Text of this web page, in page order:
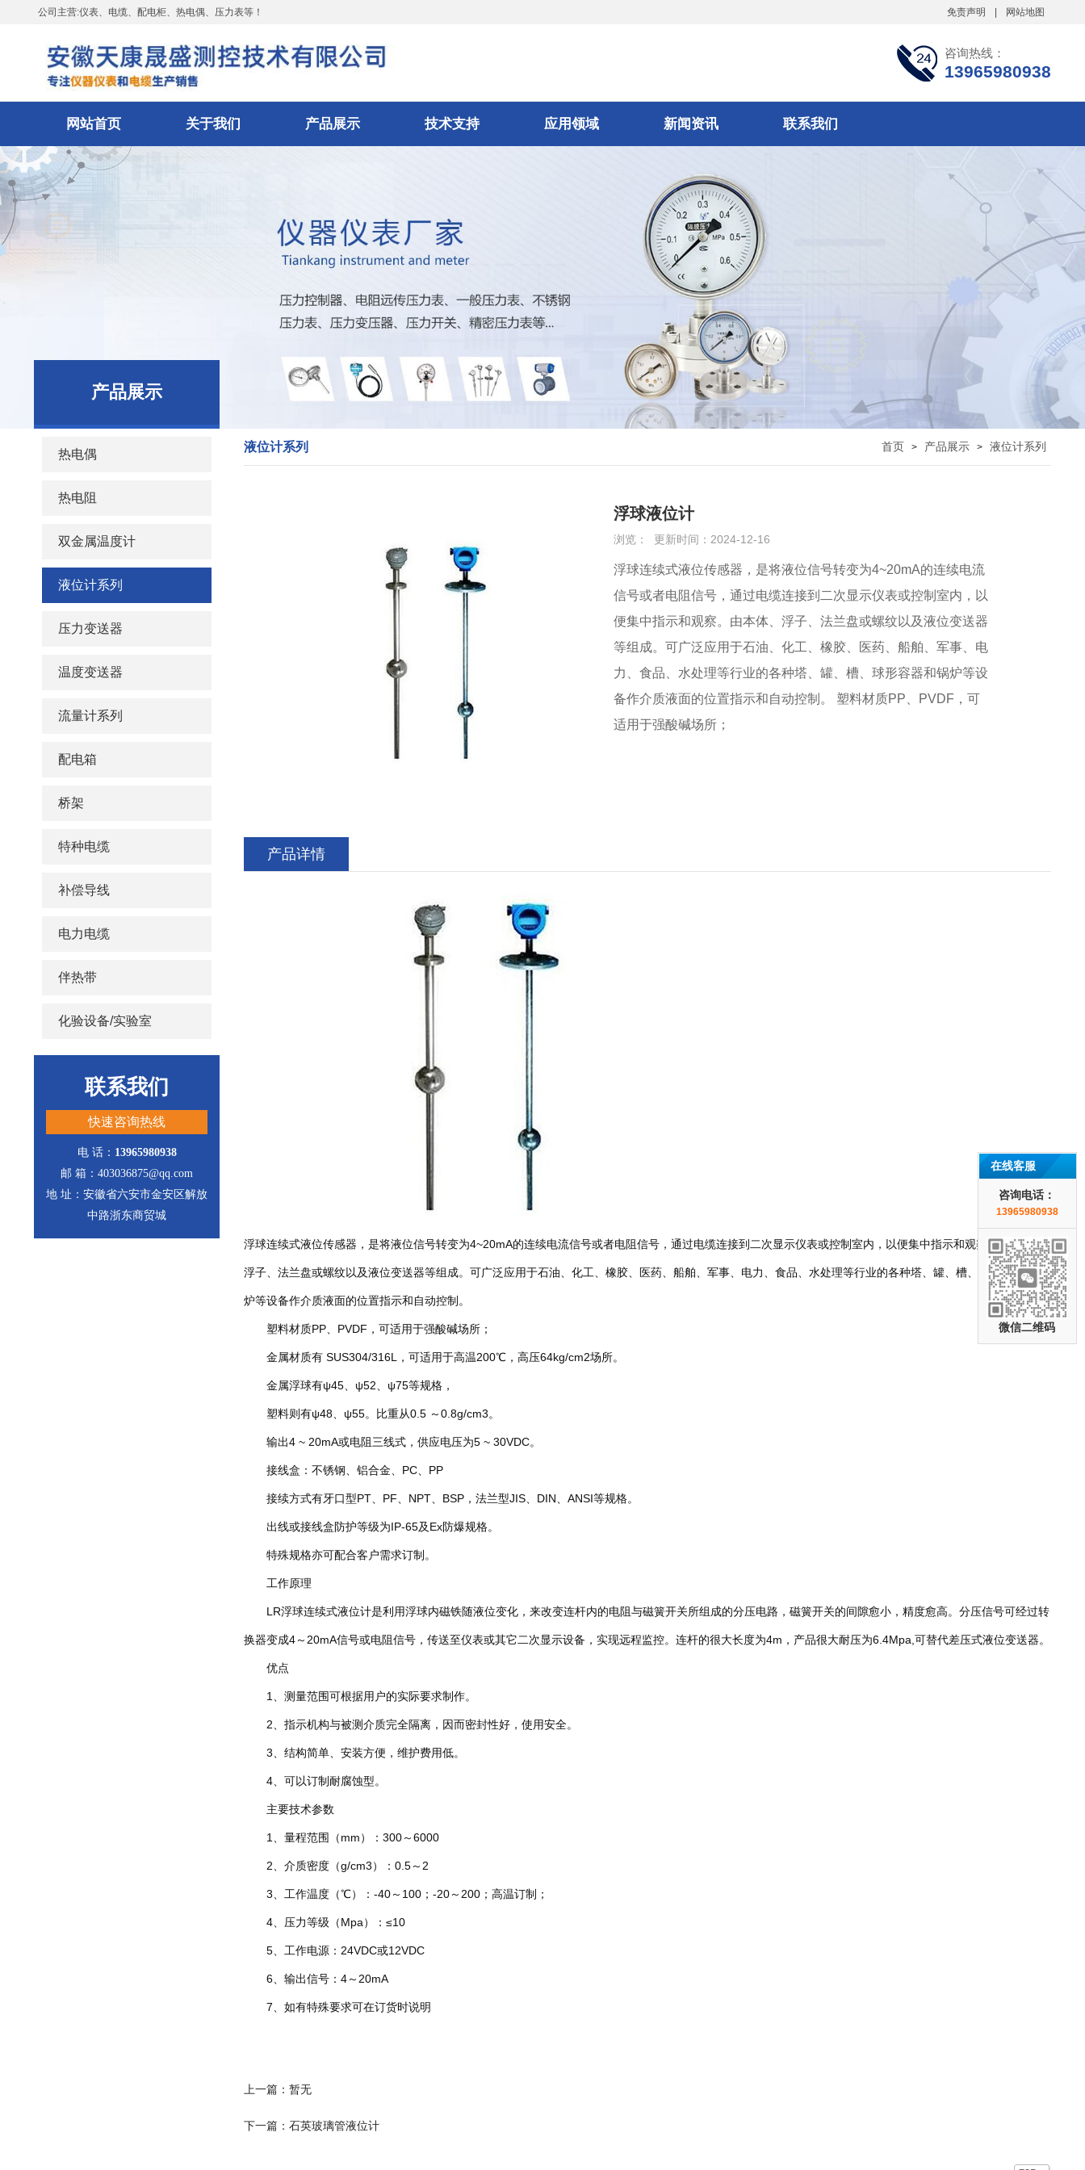
公司主营:仪表、电缆、配电柜、热电偶、压力表等！ 免责声明 网站地图
咨询热线：
13965980938
网站首页 关于我们 产品展示 技术支持 应用领域 新闻资讯 联系我们
产品展示
热电偶
热电阻
双金属温度计
液位计系列
压力变送器
温度变送器
流量计系列
配电箱
桥架
特种电缆
补偿导线
电力电缆
伴热带
化验设备/实验室
联系我们
快速咨询热线
电 话： 13965980938
邮 箱：403036875@qq.com
地 址：安徽省六安市金安区解放
中路浙东商贸城
首页 > 产品展示 > 液位计系列
液位计系列
浮球液位计
浏览： 更新时间：2024-12-16
浮球连续式液位传感器，是将液位信号转变为4~20mA的连续电流
信号或者电阻信号，通过电缆连接到二次显示仪表或控制室内，以
便集中指示和观察。由本体、浮子、法兰盘或螺纹以及液位变送器
等组成。可广泛应用于石油、化工、橡胶、医药、船舶、军事、电
力、食品、水处理等行业的各种塔、罐、槽、球形容器和锅炉等设
备作介质液面的位置指示和自动控制。 塑料材质PP、PVDF，可
适用于强酸碱场所；
产品详情
浮球连续式液位传感器，是将液位信号转变为4~20mA的连续电流信号或者电阻信号，通过电缆连接到二次显示仪表或控制室内，以便集中指示和观察。由本体、
浮子、法兰盘或螺纹以及液位变送器等组成。可广泛应用于石油、化工、橡胶、医药、船舶、军事、电力、食品、水处理等行业的各种塔、罐、槽、球形容器和锅
炉等设备作介质液面的位置指示和自动控制。
塑料材质PP、PVDF，可适用于强酸碱场所；
金属材质有 SUS304/316L，可适用于高温200℃，高压64kg/cm2场所。
金属浮球有ψ45、ψ52、ψ75等规格，
塑料则有ψ48、ψ55。比重从0.5 ～0.8g/cm3。
输出4 ~ 20mA或电阻三线式，供应电压为5 ~ 30VDC。
接线盒：不锈钢、铝合金、PC、PP
接续方式有牙口型PT、PF、NPT、BSP，法兰型JIS、DIN、ANSI等规格。
出线或接线盒防护等级为IP-65及Ex防爆规格。
特殊规格亦可配合客户需求订制。
工作原理
LR浮球连续式液位计是利用浮球内磁铁随液位变化，来改变连杆内的电阻与磁簧开关所组成的分压电路，磁簧开关的间隙愈小，精度愈高。分压信号可经过转
换器变成4～20mA信号或电阻信号，传送至仪表或其它二次显示设备，实现远程监控。连杆的很大长度为4m，产品很大耐压为6.4Mpa,可替代差压式液位变送器。
优点
1、测量范围可根据用户的实际要求制作。
2、指示机构与被测介质完全隔离，因而密封性好，使用安全。
3、结构简单、安装方便，维护费用低。
4、可以订制耐腐蚀型。
主要技术参数
1、量程范围（mm）：300～6000
2、介质密度（g/cm3）：0.5～2
3、工作温度（℃）：-40～100；-20～200；高温订制；
4、压力等级（Mpa）：≤10
5、工作电源：24VDC或12VDC
6、输出信号：4～20mA
7、如有特殊要求可在订货时说明
上一篇：暂无
下一篇：石英玻璃管液位计
在线客服
咨询电话：
13965980938
微信二维码